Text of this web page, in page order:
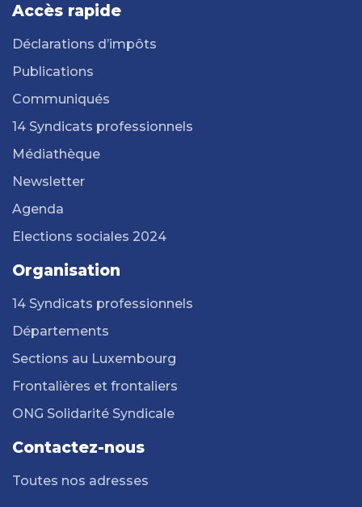
Accès rapide
Déclarations d’impôts
Publications
Communiqués
14 Syndicats professionnels
Médiathèque
Newsletter
Agenda
Elections sociales 2024
Organisation
14 Syndicats professionnels
Départements
Sections au Luxembourg
Frontalières et frontaliers
ONG Solidarité Syndicale
Contactez-nous
Toutes nos adresses